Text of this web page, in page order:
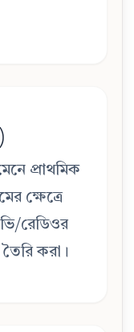
প্রাথমিক
ক্ষেত্রে
রেডিওর
তৈরি করা।